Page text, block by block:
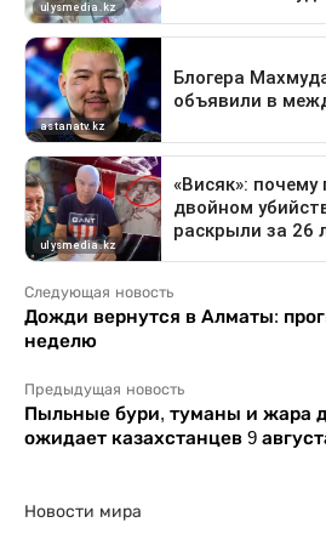
Следующая новость
Дожди вернутся в Алматы:
неделю
Предыдущая новость
Пыльные бури, туманы и жара
ожидает казахстанцев 9
Новости мира